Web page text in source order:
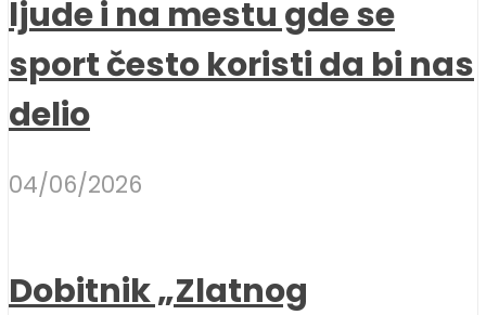
ljude i na mestu gde se
sport često koristi da bi nas
delio
04/06/2026
Dobitnik „Zlatnog